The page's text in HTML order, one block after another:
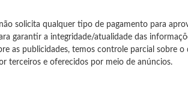
solicita qualquer tipo de pagamento para
garantir a integridade/atualidade das
as publicidades, temos controle parcial sobre o
terceiros e oferecidos por meio de anúncios.